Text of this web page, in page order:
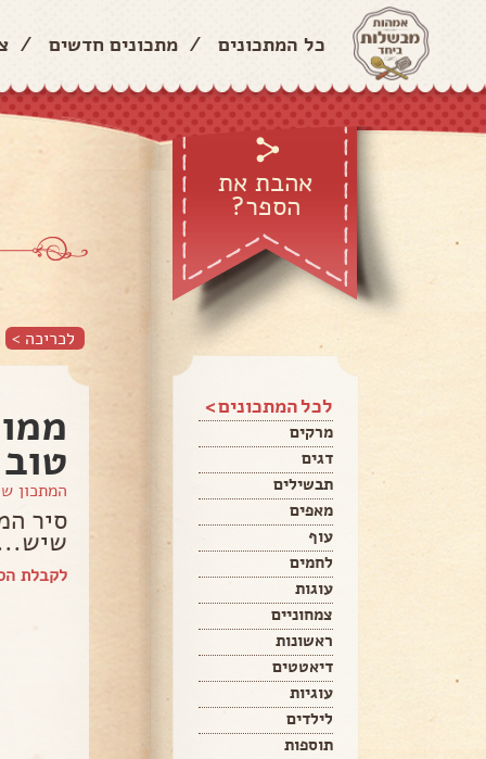
כל המתכונים / מתכונים חדשים /
אהבת את
הספר?
לכל המתכונים >
מרקים
דגים
תבשילים
מאפים
עוף
לחמים
עוגות
צמחוניים
ראשונות
דיאטטים
עוגיות
לילדים
תוספות
לכריכה >
טוב
המתכון
סיר
לקבלת